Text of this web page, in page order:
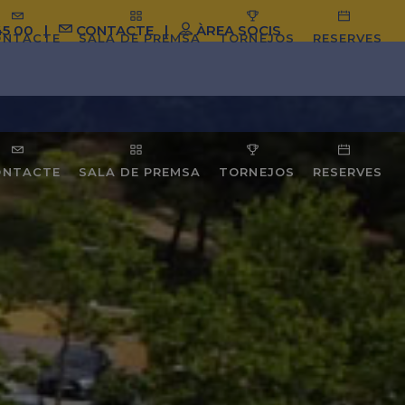
00 | CONTACTE | ÀREA SOCIS
SALA DE PREMSA TORNEJOS RESERVES
SALA DE PREMSA TORNEJOS RESERVES